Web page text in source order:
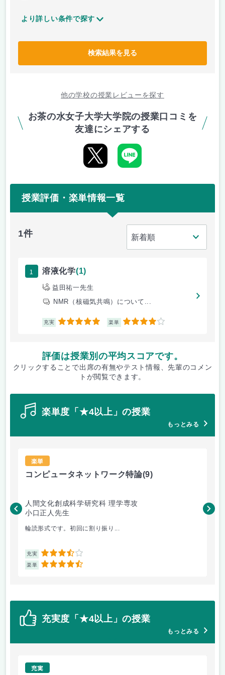
より詳しい条件で探す
検索結果を見る
他の学校の授業レビューを探す
お茶の水女子大学大学院の授業口コミを
友達にシェアする
授業評価・楽単情報一覧
1件
1 溶液化学(1)
益田祐一先生
NMR（核磁気共鳴）について...
充実 5 楽単 4
評価は授業別の平均スコアです。
クリックすることで出席の有無やテスト情報、先輩のコメン
トが閲覧できます。
楽単度「★4以上」の授業
もっとみる
楽単
コンピュータネットワーク特論(9)
人間文化創成科学研究科 理学専攻
小口正人先生
輪読形式です。初回に割り振り...
充実 3.5
楽単 4.5
森
充実度「★4以上」の授業
もっとみる
充実